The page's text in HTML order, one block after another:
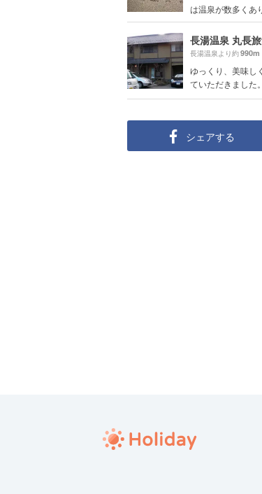
は温泉が数多くあ
長湯温泉 丸長
長湯温泉より約990m
ゆっくり、美味し
ていただきました。
シェアする